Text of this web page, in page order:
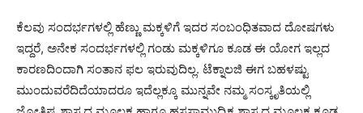
ಕೆಲವು ಸಂದರ್ಭಗಳಲ್ಲಿ ಹೆಣ್ಣು ಮಕ್ಕಳಿಗೆ ಇದರ ಸಂಬಂಧಿತವಾದ ದೋಷಗಳು
ಇದ್ದರೆ, ಅನೇಕ ಸಂದರ್ಭಗಳಲ್ಲಿ ಗಂಡು ಮಕ್ಕಳಿಗೂ ಕೂಡ ಈ ಯೋಗ ಇಲ್ಲದ
ಕಾರಣದಿಂದಾಗಿ ಸಂತಾನ ಫಲ ಇರುವುದಿಲ್ಲ. ಟೆಕ್ನಾಲಜಿ ಈಗ ಬಹಳಷ್ಟು
ಮುಂದುವರೆದಿದೆಯಾದರೂ ಇದೆಲ್ಲಕ್ಕೂ ಮುನ್ನವೇ ನಮ್ಮ ಸಂಸ್ಕೃತಿಯಲ್ಲಿ